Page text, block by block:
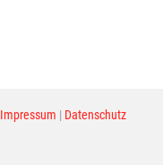
Impressum | Datenschutz